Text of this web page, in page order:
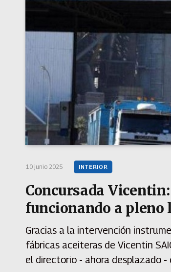
10 junio 2025 INTERIOR
Concursada
funcionando a pleno
Gracias a la intervención
fábricas aceiteras de Vicentin
el directorio - ahora desplazado